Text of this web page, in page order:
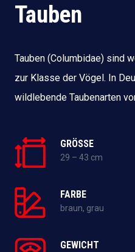
Tauben
Tauben (Columbidae) sind
zur Klasse der Vögel. In
wildlebende Taubenarten
GRÖSSE
29 – 43 cm
FARBE
braun, grau
GEWICHT